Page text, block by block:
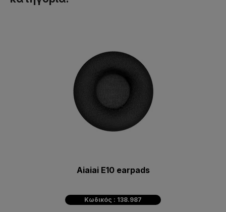
Aiaiai E10 earpads
Κωδικός : 138.987